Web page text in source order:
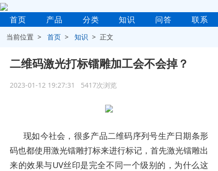
首页 产品 分类 知识 问答 联系
当前位置 >首页 >知识 > 正文
二维码激光打标镭雕加工会不会掉？
2023-01-12 19:27:31 5417次浏览
现如今社会，很多产品二维码序列号生产日期条形
码也都使用激光镭雕打标来进行标记，首先激光镭雕出
来的效果与UV丝印是完全不同一个级别的，为什么这